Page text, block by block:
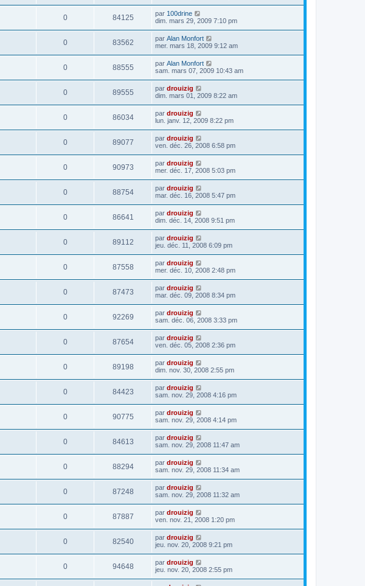
0 84125 par 100drine
dim. mars 29, 2009 7:10 pm
0 83562 par Alan Monfort
mer. mars 18, 2009 9:12 am
0 88555 par Alan Monfort
sam. mars 07, 2009 10:43 am
0 89555 par drouizig
dim. mars 01, 2009 8:22 am
0 86034 par drouizig
lun. janv. 12, 2009 8:22 pm
0 89077 par drouizig
ven. déc. 26, 2008 6:58 pm
0 90973 par drouizig
mer. déc. 17, 2008 5:03 pm
0 88754 par drouizig
mar. déc. 16, 2008 5:47 pm
0 86641 par drouizig
dim. déc. 14, 2008 9:51 pm
0 89112 par drouizig
jeu. déc. 11, 2008 6:09 pm
0 87558 par drouizig
mer. déc. 10, 2008 2:48 pm
0 87473 par drouizig
mar. déc. 09, 2008 8:34 pm
0 92269 par drouizig
sam. déc. 06, 2008 3:33 pm
0 87654 par drouizig
ven. déc. 05, 2008 2:36 pm
0 89198 par drouizig
dim. nov. 30, 2008 2:55 pm
0 84423 par drouizig
sam. nov. 29, 2008 4:16 pm
0 90775 par drouizig
sam. nov. 29, 2008 4:14 pm
0 84613 par drouizig
sam. nov. 29, 2008 11:47 am
0 88294 par drouizig
sam. nov. 29, 2008 11:34 am
0 87248 par drouizig
sam. nov. 29, 2008 11:32 am
0 87887 par drouizig
ven. nov. 21, 2008 1:20 pm
0 82540 par drouizig
jeu. nov. 20, 2008 9:21 pm
0 94648 par drouizig
jeu. nov. 20, 2008 2:55 pm